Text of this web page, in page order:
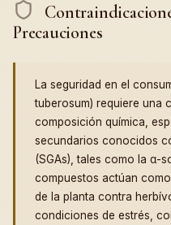
Precauciones
La seguridad en el
tuberosum) requiere una
composición química,
secundarios conocidos
(SGAs), tales como la α-
compuestos actúan
de la planta contra
condiciones de estrés,